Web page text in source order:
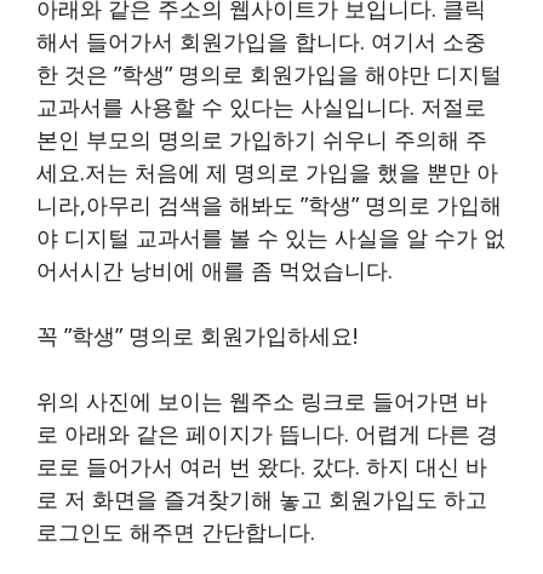
아래와 같은 주소의 웹사이트가 보입니다. 클릭
해서 들어가서 회원가입을 합니다. 여기서 소중
한 것은 ”학생” 명의로 회원가입을 해야만 디지털
교과서를 사용할 수 있다는 사실입니다. 저절로
본인 부모의 명의로 가입하기 쉬우니 주의해 주
세요.저는 처음에 제 명의로 가입을 했을 뿐만 아
니라,아무리 검색을 해봐도 ”학생” 명의로 가입해
야 디지털 교과서를 볼 수 있는 사실을 알 수가 없
어서시간 낭비에 애를 좀 먹었습니다.
꼭 ”학생” 명의로 회원가입하세요!
위의 사진에 보이는 웹주소 링크로 들어가면 바
로 아래와 같은 페이지가 뜹니다. 어렵게 다른 경
로로 들어가서 여러 번 왔다. 갔다. 하지 대신 바
로 저 화면을 즐겨찾기해 놓고 회원가입도 하고
로그인도 해주면 간단합니다.